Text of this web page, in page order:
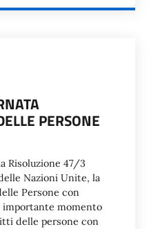
PERSONE
Risoluzione 47/3
Nazioni Unite, la
Persone con
importante momento
delle persone con